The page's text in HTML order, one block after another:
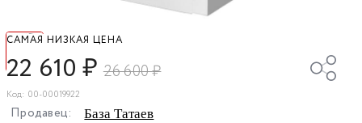
САМАЯ НИЗКАЯ ЦЕНА
22 610₽ 26 600₽
Код: 00-00019922
Продавец: База Татаев